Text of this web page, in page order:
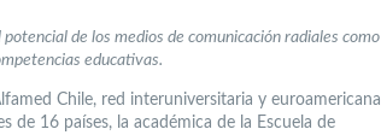
de los medios de comunicación radiales como
educativas.
Chile, red interuniversitaria y euroamericana
de 16 países, la académica de la Escuela de